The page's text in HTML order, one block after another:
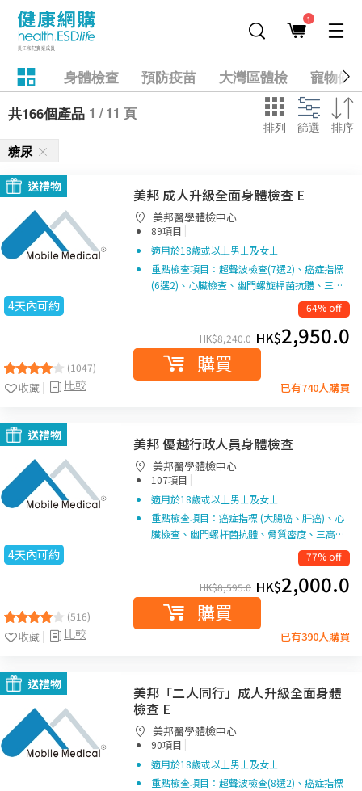
1
身體檢查 預防疫苗 大灣區體檢
寵物健
共166個產品 1 / 11 頁
排列 篩選 排序
糖尿
送禮物
4天內可約
(1047)
比較
收藏
美邦 成人升級全面身體檢查 E
美邦醫學體檢中心
89項目 |
適用於18歲或以上男士及女士
重點檢查項目：超聲波檢查(7選2)、癌症指標
(6選2)、心臟檢查、幽門螺旋桿菌抗體、三…
64% off
HK$8,240.0 HK$2,950.0
購買
已有740人購買
送禮物
4天內可約
(516)
比較
收藏
美邦 優越行政人員身體檢查
美邦醫學體檢中心
107項目 |
適用於18歲或以上男士及女士
重點檢查項目：癌症指標 (大腸癌、肝癌)、心
臟檢查、幽門螺杆菌抗體、骨質密度、三高…
77% off
HK$8,595.0 HK$2,000.0
購買
已有390人購買
送禮物
美邦「二人同行」成人升級全面身體
檢查 E
美邦醫學體檢中心
90項目 |
適用於18歲或以上男士及女士
重點檢查項目：超聲波檢查(8選2)、癌症指標